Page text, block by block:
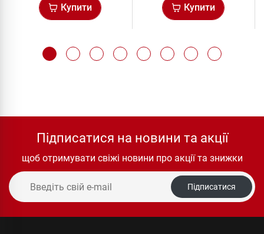
Купити
Купити
Підписатися на новини та акції
щоб отримувати свіжі новини про акції та знижки
Підписатися